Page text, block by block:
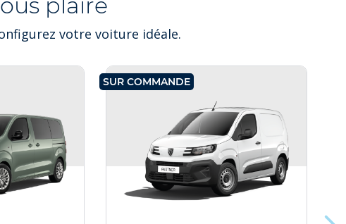
votre voiture idéale.
SUR COMMANDE